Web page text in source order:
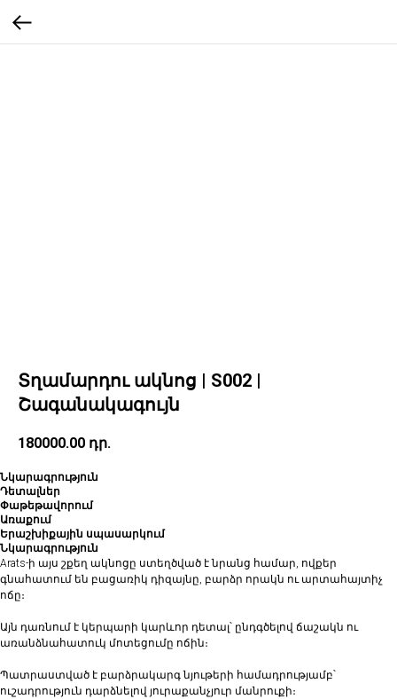
Տղամարդու ակնոց | S002 |
Շագանակագույն
180000.00 դր.
Նկարագրություն
Դետալներ
Փաթեթավորում
Առաքում
Երաշխիքային սպասարկում
Նկարագրություն
Arats-ի այս շքեղ ակնոցը ստեղծված է նրանց համար, ովքեր
գնահատում են բացառիկ դիզայնը, բարձր որակն ու արտահայտիչ
ոճը։
Այն դառնում է կերպարի կարևոր դետալ՝ ընդգծելով ճաշակն ու
առանձնահատուկ մոտեցումը ոճին։
Պատրաստված է բարձրակարգ նյութերի համադրությամբ՝
ուշադրություն դարձնելով յուրաքանչյուր մանրուքի։